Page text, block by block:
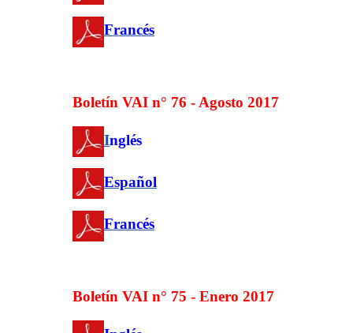
Francés
Boletín VAI n° 76 - Agosto 2017
Inglés
Español
Francés
Boletín VAI n° 75 - Enero 2017